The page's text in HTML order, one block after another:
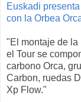
Euskadi
con la Orbea
"El montaje de
el Tour se
carbono Orca,
Carbon, ruedas
Xp Flow."